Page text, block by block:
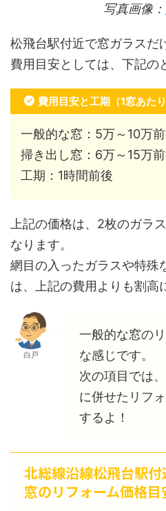
写真画像：
松飛台駅付近で窓ガラスだ
費用目安としては、下記の
費用目安と工期（1窓あたり
一般的な窓：5万～10万
掃き出し窓：6万～15万
工期：1時間前後
上記の価格は、2枚のガラ
なります。
網目の入ったガラスや特殊
は、上記の費用よりも割高
白戸
一般的な窓の
な感じです。
次の項目では
に併せたリフ
するよ！
北総線沿線松飛台駅
窓のリフォーム価格